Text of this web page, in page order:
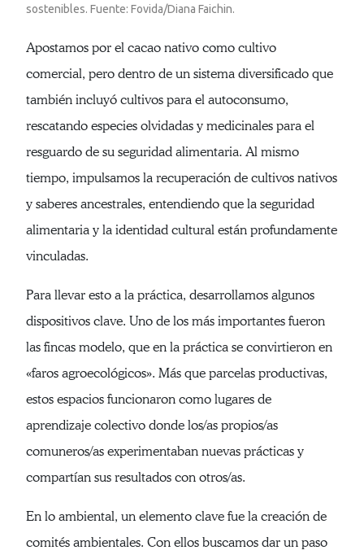
sostenibles. Fuente: Fovida/Diana Faichin.
Apostamos por el cacao nativo como cultivo
comercial, pero dentro de un sistema diversificado que
también incluyó cultivos para el autoconsumo,
rescatando especies olvidadas y medicinales para el
resguardo de su seguridad alimentaria. Al mismo
tiempo, impulsamos la recuperación de cultivos nativos
y saberes ancestrales, entendiendo que la seguridad
alimentaria y la identidad cultural están profundamente
vinculadas.
Para llevar esto a la práctica, desarrollamos algunos
dispositivos clave. Uno de los más importantes fueron
las fincas modelo, que en la práctica se convirtieron en
«faros agroecológicos». Más que parcelas productivas,
estos espacios funcionaron como lugares de
aprendizaje colectivo donde los/as propios/as
comuneros/as experimentaban nuevas prácticas y
compartían sus resultados con otros/as.
En lo ambiental, un elemento clave fue la creación de
comités ambientales. Con ellos buscamos dar un paso